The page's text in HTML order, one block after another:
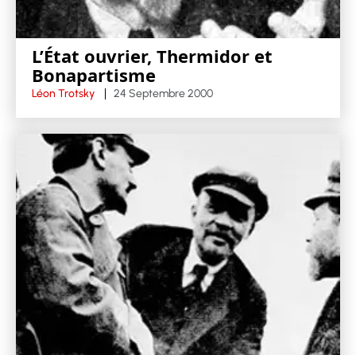
L’État ouvrier, Thermidor et
Bonapartisme
Léon Trotsky 24 Septembre 2000